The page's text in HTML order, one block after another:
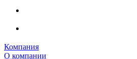
Компания
О компании